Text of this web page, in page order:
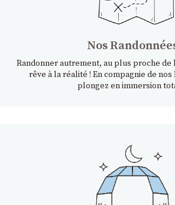
Nos
Randonner autrement, au plus proche de
rêve à la réalité ! En compagnie de
plongez en immersion